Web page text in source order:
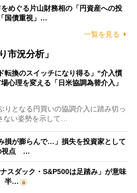
をめぐる片山財務相の「円資産への投
国債重視」…
一覧を見る
市況分析」
転換のスイッチになり得る」“介入慣
心理を変える「日米協調為替介入」
となる円買いの協調介入に踏み切っ
ない姿勢を示して…
損が膨らんで…」損失を投資家として
視点 …
スダック・S&P500は足踏み」が意味
半…